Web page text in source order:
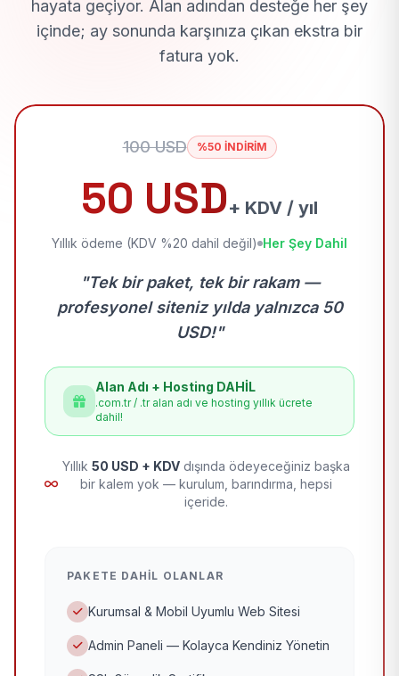
hayata geçiyor. Alan adından desteğe her şey
içinde; ay sonunda karşınıza çıkan ekstra bir
fatura yok.
100 USD %50 İNDİRİM
50 USD+ KDV / yıl
Yıllık ödeme (KDV %20 dahil değil) Her Şey Dahil
"Tek bir paket, tek bir rakam —
profesyonel siteniz yılda yalnızca 50
USD!"
Alan Adı + Hosting DAHİL
.com.tr / .tr alan adı ve hosting yıllık ücrete
dahil!
Yıllık 50 USD + KDV dışında ödeyeceğiniz başka
bir kalem yok — kurulum, barındırma, hepsi
içeride.
PAKETE DAHIL OLANLAR
Kurumsal & Mobil Uyumlu Web Sitesi
Admin Paneli — Kolayca Kendiniz Yönetin